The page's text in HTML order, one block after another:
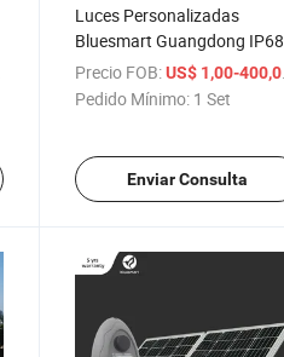
Luces Personalizadas
Bluesmart Guangdong IP68
60W Iluminación Solar de
Inundación para Carteles
Precio FOB: US$ 1,00-400,00
Pedido Mínimo: 1 Set
Enviar Consulta